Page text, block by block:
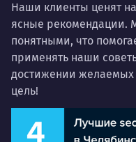
Наши клиенты ценят
ясные рекомендации.
понятными, что
применять наши
достижении желаемых
цель!